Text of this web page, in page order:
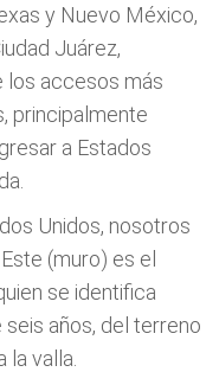
y Nuevo México,
Juárez,
los accesos más
principalmente
a Estados
Unidos, nosotros
(muro) es el
se identifica
años, del terreno
valla.